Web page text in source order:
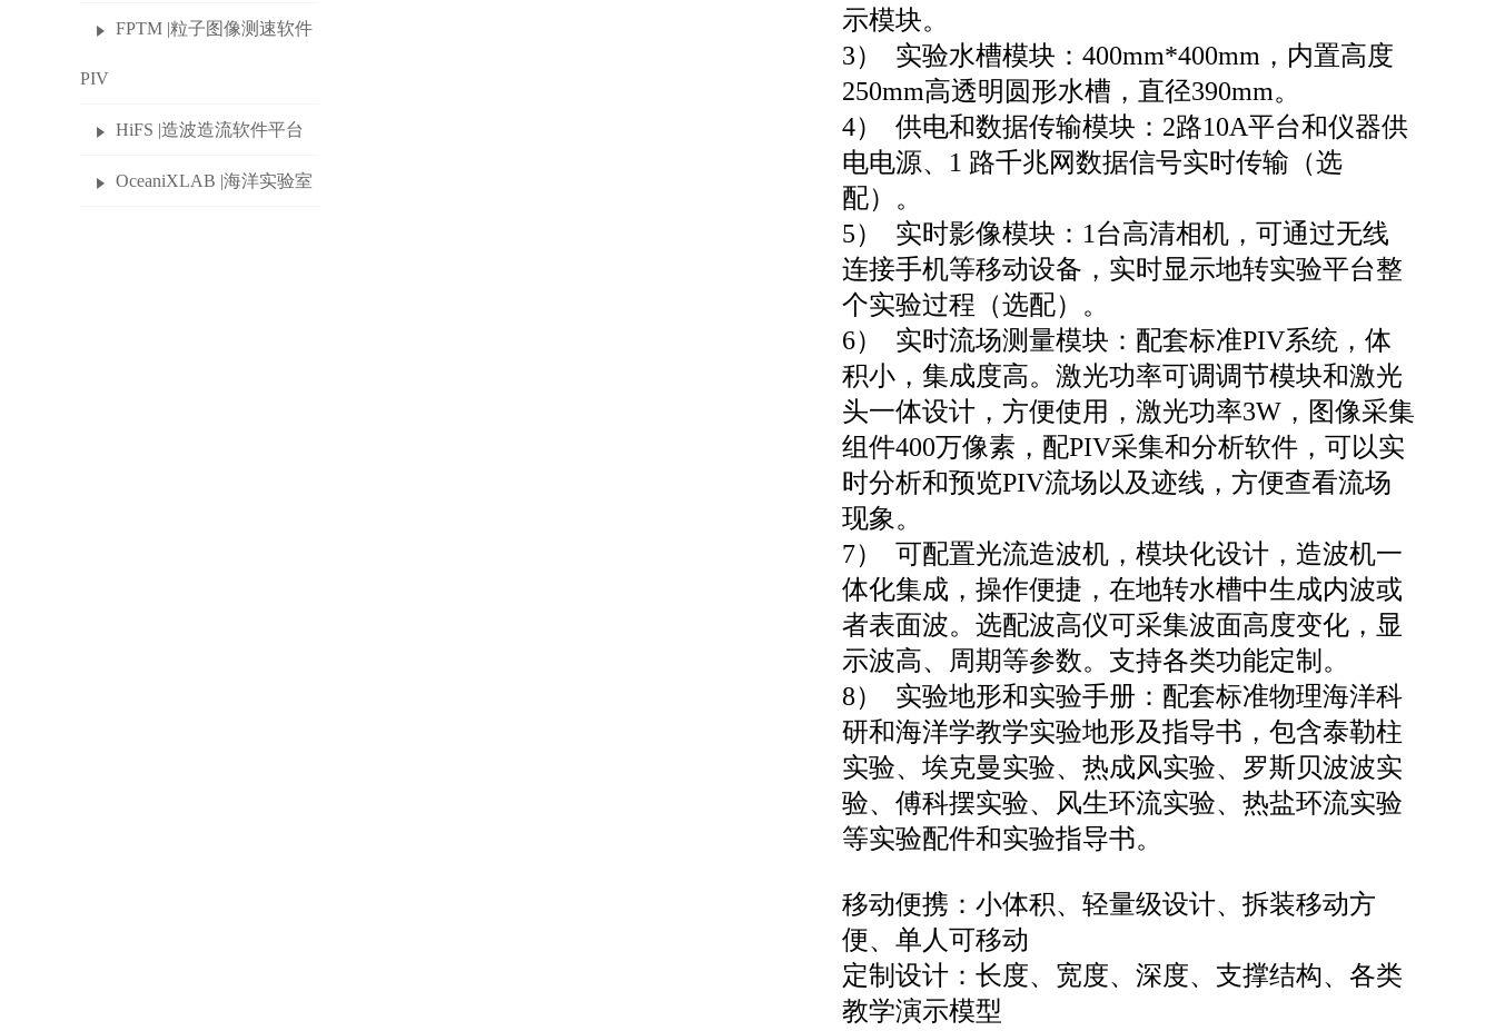
FPTM |粒子图像测速软件
PIV
HiFS |造波造流软件平台
OceaniXLAB |海洋实验室
示模块。
3） 实验水槽模块：400mm*400mm，内置高度
250mm高透明圆形水槽，直径390mm。
4） 供电和数据传输模块：2路10A平台和仪器供
电电源、1 路千兆网数据信号实时传输（选
配）。
5） 实时影像模块：1台高清相机，可通过无线
连接手机等移动设备，实时显示地转实验平台整
个实验过程（选配）。
6） 实时流场测量模块：配套标准PIV系统，体
积小，集成度高。激光功率可调调节模块和激光
头一体设计，方便使用，激光功率3W，图像采集
组件400万像素，配PIV采集和分析软件，可以实
时分析和预览PIV流场以及迹线，方便查看流场
现象。
7） 可配置光流造波机，模块化设计，造波机一
体化集成，操作便捷，在地转水槽中生成内波或
者表面波。选配波高仪可采集波面高度变化，显
示波高、周期等参数。支持各类功能定制。
8） 实验地形和实验手册：配套标准物理海洋科
研和海洋学教学实验地形及指导书，包含泰勒柱
实验、埃克曼实验、热成风实验、罗斯贝波波实
验、傅科摆实验、风生环流实验、热盐环流实验
等实验配件和实验指导书。
移动便携：小体积、轻量级设计、拆装移动方
便、单人可移动
定制设计：长度、宽度、深度、支撑结构、各类
教学演示模型